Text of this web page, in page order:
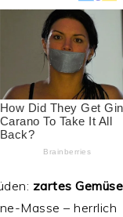
zartes Gemüse
Masse – herrlich